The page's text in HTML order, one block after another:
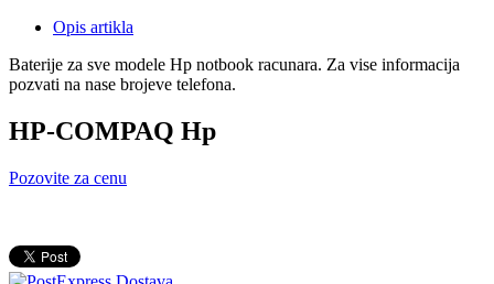
Opis artikla
Baterije za sve modele Hp notbook racunara. Za vise informacija
pozvati na nase brojeve telefona.
HP-COMPAQ Hp
Pozovite za cenu